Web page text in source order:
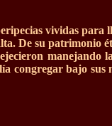
vividas para
De su patrimonio
manejando
congregar bajo sus